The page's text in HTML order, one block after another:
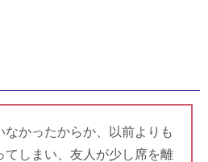
なかったからか、以前よりも
てしまい、友人が少し席を離